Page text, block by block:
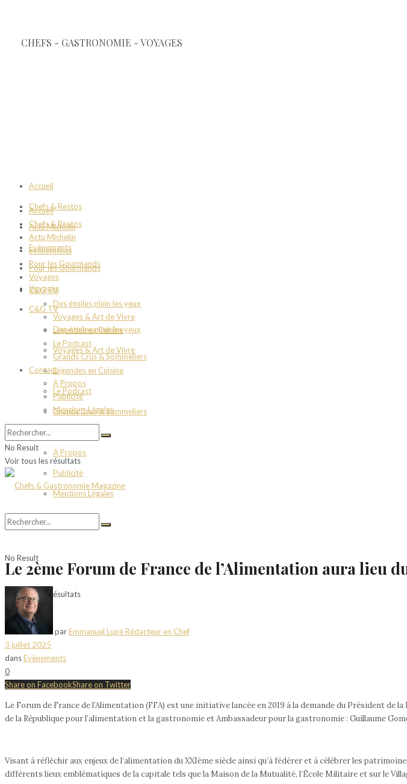
Accueil
Chefs & Restos
Actu Michelin
Evènements
Pour les Gourmands
Voyages
C&G TV
Des étoiles plein les yeux
Voyages & Art de Vivre
Légendes en Cuisine
Le Podcast
Grands Crus & Sommeliers
Contact
A Propos
Publicité
Mentions Légales
Accueil
Chefs & Restos
Actu Michelin
Evènements
Pour les Gourmands
Voyages
C&G TV
Des étoiles plein les yeux
Voyages & Art de Vivre
Légendes en Cuisine
Le Podcast
Grands Crus & Sommeliers
Contact
A Propos
Publicité
Mentions Légales
No Result
Voir tous les résultats
No Result
Voir tous les résultats
Le 2ème Forum de France de l’Alimentation aura lieu
parEmmanuel Lupé Rédacteur en Chef
3 juillet 2025
dansEvènements
0
Share on FacebookShare on Twitter
Le Forum de France de l’Alimentation (FFA) est une initiative lancée en 2019 à la demande du Président
de la République pour l’alimentation et la gastronomie et Ambassadeur pour la gastronomie : Guillaume
Visant à réfléchir aux enjeux de l’alimentation du XXIème siècle ainsi qu’à fédérer et à célébrer les
différents lieux emblématiques de la capitale tels que la Maison de la Mutualité, l’École Militaire et sur le